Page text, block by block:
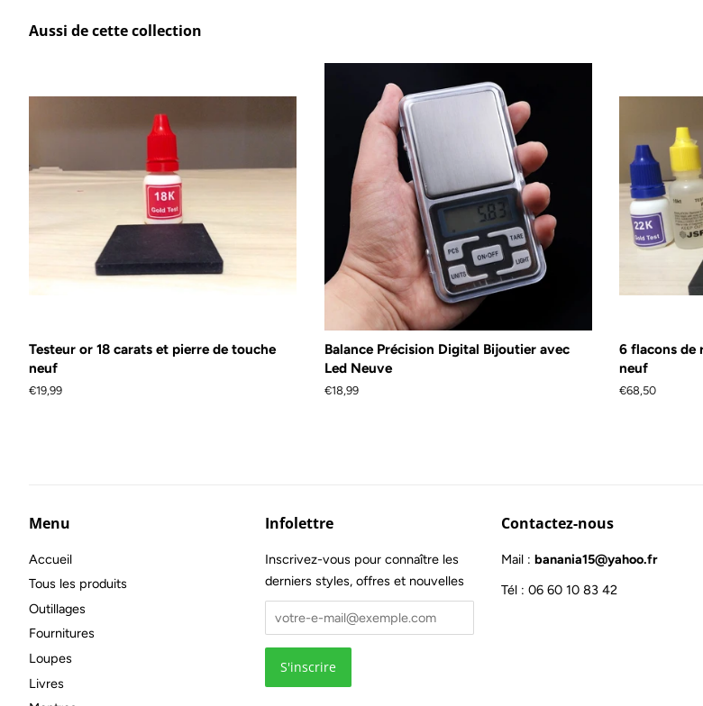
Aussi de cette collection
Testeur or 18 carats et pierre de touche
neuf
Prix
€19,99
Balance Précision Digital Bijoutier avec
Led Neuve
Prix
€18,99
6 flacons de
neuf
Prix
€68,50
Menu
Accueil
Tous les produits
Outillages
Fournitures
Loupes
Livres
Infolettre
Inscrivez-vous pour connaître les
derniers styles, offres et nouvelles
Contactez-nous
Mail : banania15@yahoo.fr
Tél : 06 60 10 83 42